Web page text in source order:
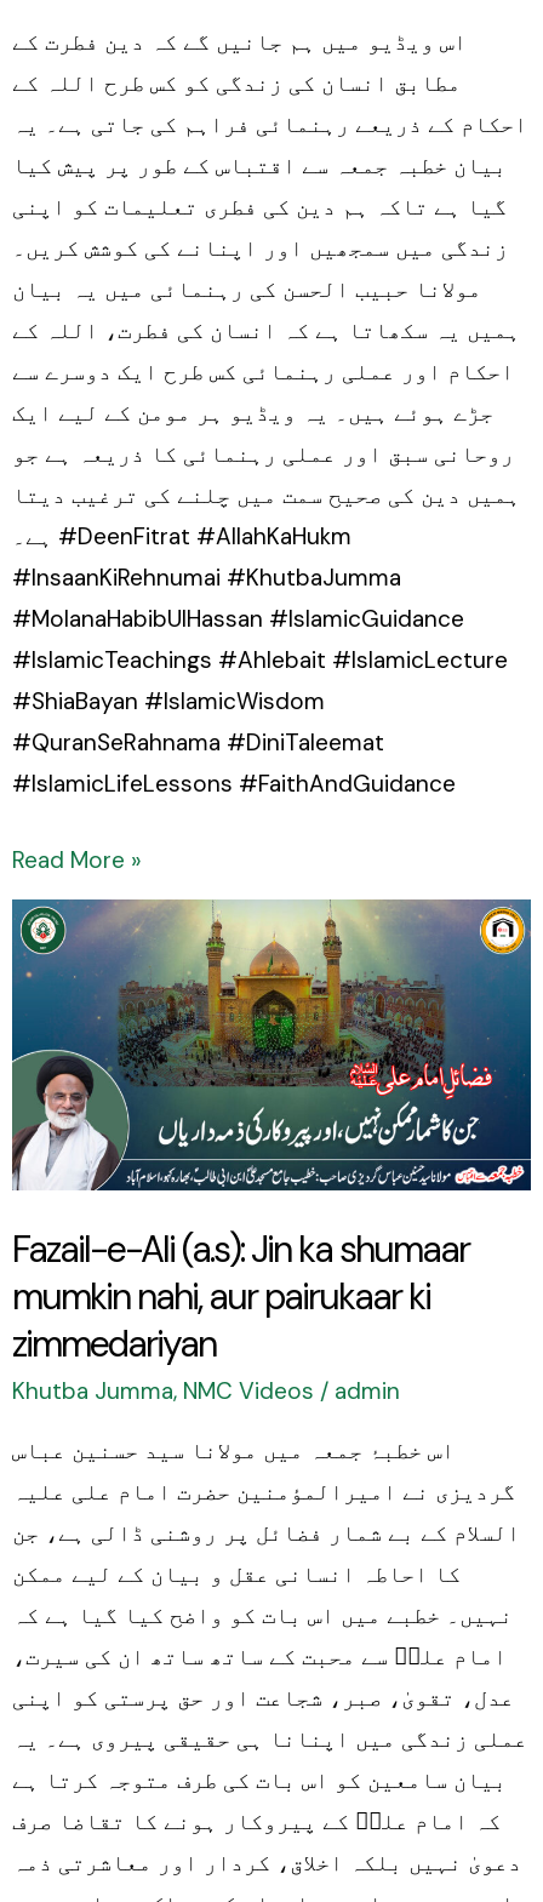
اس ویڈیو میں ہم جانیں گے کہ دین فطرت کے
مطابق انسان کی زندگی کو کس طرح اللہ کے
احکام کے ذریعے رہنمائی فراہم کی جاتی ہے۔ یہ
بیان خطبہ جمعہ سے اقتباس کے طور پر پیش کیا
گیا ہے تاکہ ہم دین کی فطری تعلیمات کو اپنی
زندگی میں سمجھیں اور اپنانے کی کوشش کریں۔
مولانا حبیب الحسن کی رہنمائی میں یہ بیان
ہمیں یہ سکھاتا ہے کہ انسان کی فطرت، اللہ کے
احکام اور عملی رہنمائی کس طرح ایک دوسرے سے
جڑے ہوئے ہیں۔ یہ ویڈیو ہر مومن کے لیے ایک
روحانی سبق اور عملی رہنمائی کا ذریعہ ہے جو
ہمیں دین کی صحیح سمت میں چلنے کی ترغیب دیتا
ہے۔ #DeenFitrat #AllahKaHukm
#InsaanKiRehnumai #KhutbaJumma
#MolanaHabibUlHassan #IslamicGuidance
#IslamicTeachings #Ahlebait #IslamicLecture
#ShiaBayan #IslamicWisdom
#QuranSeRahnama #DiniTaleemat
#IslamicLifeLessons #FaithAndGuidance
Read More »
Fazail-e-Ali (a.s): Jin ka shumaar
mumkin nahi, aur pairukaar ki
zimmedariyan
Khutba Jumma, NMC Videos / admin
اس خطبۂ جمعہ میں مولانا سید حسنین عباس
گردیزی نے امیرالمؤمنین حضرت امام علی علیہ
السلام کے بے شمار فضائل پر روشنی ڈالی ہے، جن
کا احاطہ انسانی عقل و بیان کے لیے ممکن
نہیں۔ خطبے میں اس بات کو واضح کیا گیا ہے کہ
امام علیؑ سے محبت کے ساتھ ساتھ ان کی سیرت،
عدل، تقویٰ، صبر، شجاعت اور حق پرستی کو اپنی
عملی زندگی میں اپنانا ہی حقیقی پیروی ہے۔ یہ
بیان سامعین کو اس بات کی طرف متوجہ کرتا ہے
کہ امام علیؑ کے پیروکار ہونے کا تقاضا صرف
دعویٰ نہیں بلکہ اخلاق، کردار اور معاشرتی ذمہ
Fazail-
e-
(a.s):
Jin
ka
shumaar
nahi,
aur
pairukaar